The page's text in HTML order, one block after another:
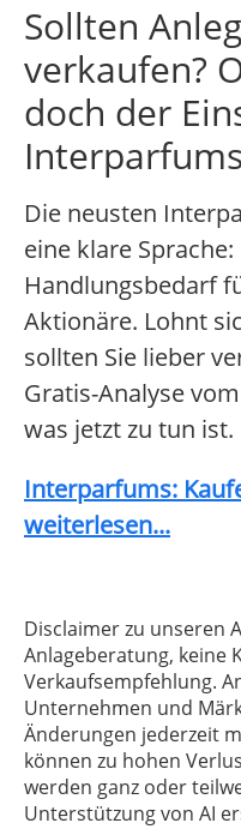
Sollten
verkaufen?
doch der
Die neusten
eine klare
Handlungsbedarf
Aktionäre. Lohnt
sollten Sie lieber
Gratis-Analyse
was jetzt zu tun ist.
Interparfums:
weiterlesen...
Disclaimer zu unseren
Anlageberatung, keine
Verkaufsempfehlung.
Unternehmen und
Änderungen jederzeit
können zu hohen
werden ganz oder
Unterstützung von AI